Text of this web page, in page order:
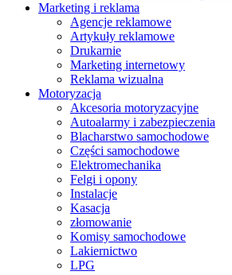
Marketing i reklama
Agencje reklamowe
Artykuły reklamowe
Drukarnie
Marketing internetowy
Reklama wizualna
Motoryzacja
Akcesoria motoryzacyjne
Autoalarmy i zabezpieczenia
Blacharstwo samochodowe
Części samochodowe
Elektromechanika
Felgi i opony
Instalacje
Kasacja
złomowanie
Komisy samochodowe
Lakiernictwo
LPG